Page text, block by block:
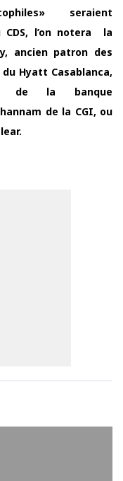
seraient
l’on notera la
ancien patron des
Hyatt Casablanca,
de la banque
de la CGI, ou